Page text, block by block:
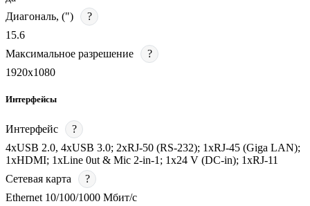
Диагональ, (")
?
15.6
Максимальное разрешение
?
1920х1080
Интерфейсы
Интерфейс
?
4хUSB 2.0, 4хUSB 3.0; 2хRJ-50 (RS-232); 1хRJ-45 (Giga LAN);
1хHDMI; 1хLine 0ut & Mic 2-in-1; 1х24 V (DC-in); 1хRJ-11
Сетевая карта
?
Ethernet 10/100/1000 Мбит/с